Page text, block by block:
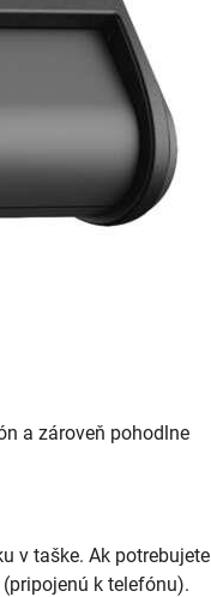
a zároveň pohodlne
v taške. Ak potrebujete
k telefónu).